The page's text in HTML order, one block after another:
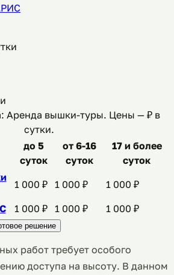
Аренда вышки-туры. Цены — ₽ в
сутки.
до 5
суток
от 6-16
суток
17 и более
суток
1 000 ₽ 1 000 ₽ 1 000 ₽
1 000 ₽ 1 000 ₽ 1 000 ₽
решение
работ требует особого
доступа на высоту. В данном